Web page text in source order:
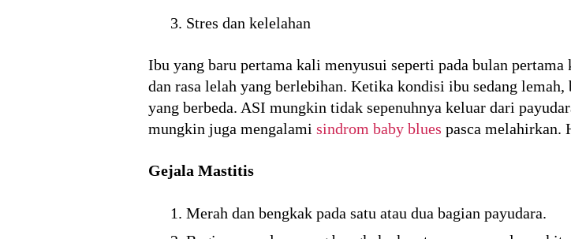
Stres dan kelelahan
Ibu yang baru pertama kali menyusui seperti pada bulan
dan rasa lelah yang berlebihan. Ketika kondisi ibu sedang
yang berbeda. ASI mungkin tidak sepenuhnya keluar dari
mungkin juga mengalami sindrom baby blues pasca melahirkan.
Gejala Mastitis
Merah dan bengkak pada satu atau dua bagian payudara.